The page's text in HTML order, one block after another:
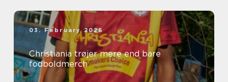
03. February 2026
Christiania trøjer mere end bare
fodboldmerch